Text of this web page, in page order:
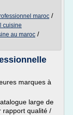
maroc /
cuisine
au maroc /
marques à
large de
rapport qualité /